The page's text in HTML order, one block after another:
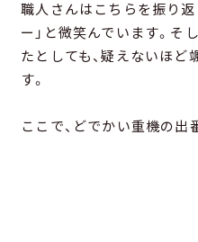
職人さんはこちらを振り
ー」と微笑んでいます。そ
たとしても、疑えないほど
す。
ここで、どでかい重機の出